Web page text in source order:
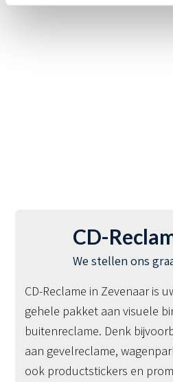
CD-
We stellen ons
CD-Reclame in Zevenaar is
gehele pakket aan visuele
buitenreclame. Denk
aan gevelreclame,
ook productstickers en